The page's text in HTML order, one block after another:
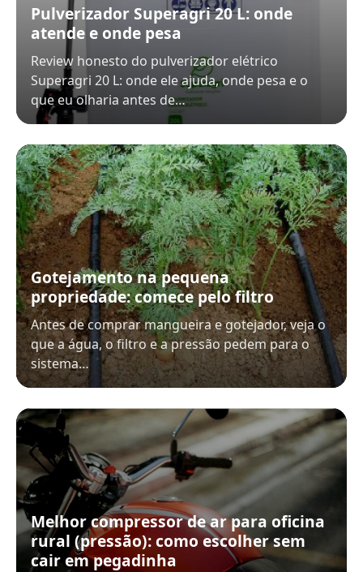
Pulverizador Superagri 20 L: onde
atende e onde pesa
Review honesto do pulverizador elétrico
Superagri 20 L: onde ele ajuda, onde pesa e o
que eu olharia antes de…
Gotejamento na pequena
propriedade: comece pelo filtro
Antes de comprar mangueira e gotejador, veja o
que a água, o filtro e a pressão pedem para o
sistema…
Melhor compressor de ar para oficina
rural (pressão): como escolher sem
cair em pegadinha